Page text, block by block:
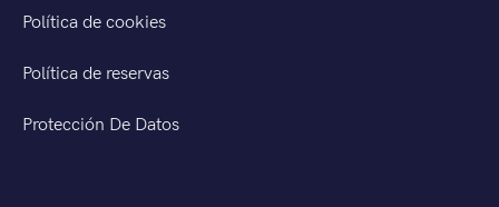
Política de cookies
Política de reservas
Protección De Datos